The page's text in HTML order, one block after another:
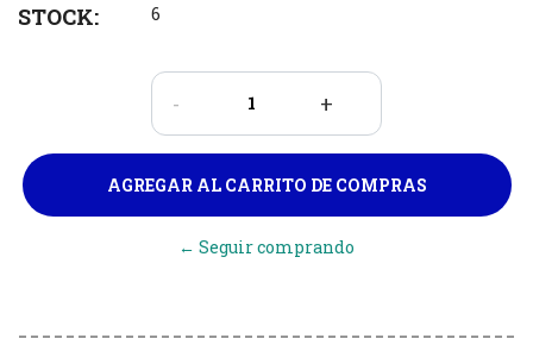
STOCK: 6
- +
← Seguir comprando